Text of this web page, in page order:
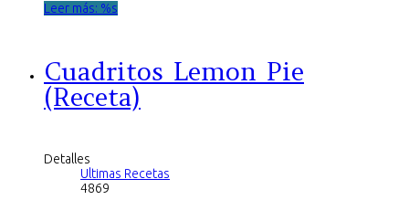
Leer más: %s
Cuadritos Lemon Pie
(Receta)
Detalles
Ultimas Recetas
4869